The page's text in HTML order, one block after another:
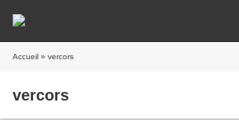
Accueil » vercors
vercors